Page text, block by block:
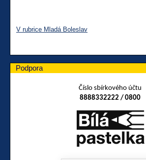
V rubrice Mladá Boleslav
Podpora
Číslo sbírkového účtu
8888332222 / 0800